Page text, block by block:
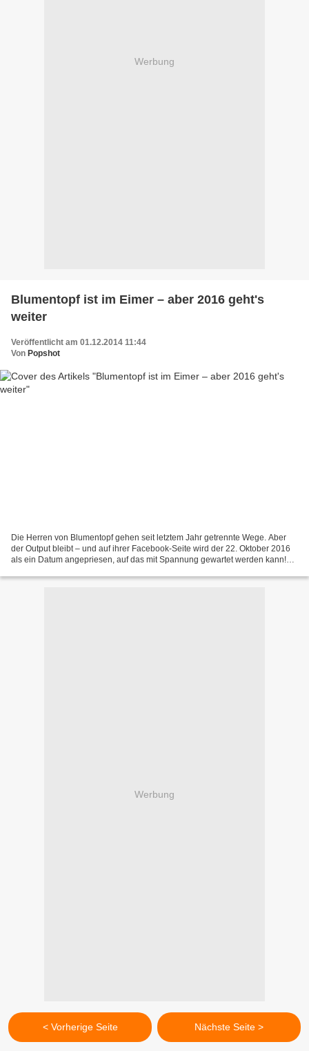
Werbung
Blumentopf ist im Eimer – aber 2016 geht's
weiter
Veröffentlicht am 01.12.2014 11:44
Von Popshot
Die Herren von Blumentopf gehen seit letztem Jahr getrennte Wege. Aber
der Output bleibt – und auf ihrer Facebook-Seite wird der 22. Oktober 2016
als ein Datum angepriesen, auf das mit Spannung gewartet werden kann!
Werbung
< Vorherige Seite Nächste Seite >